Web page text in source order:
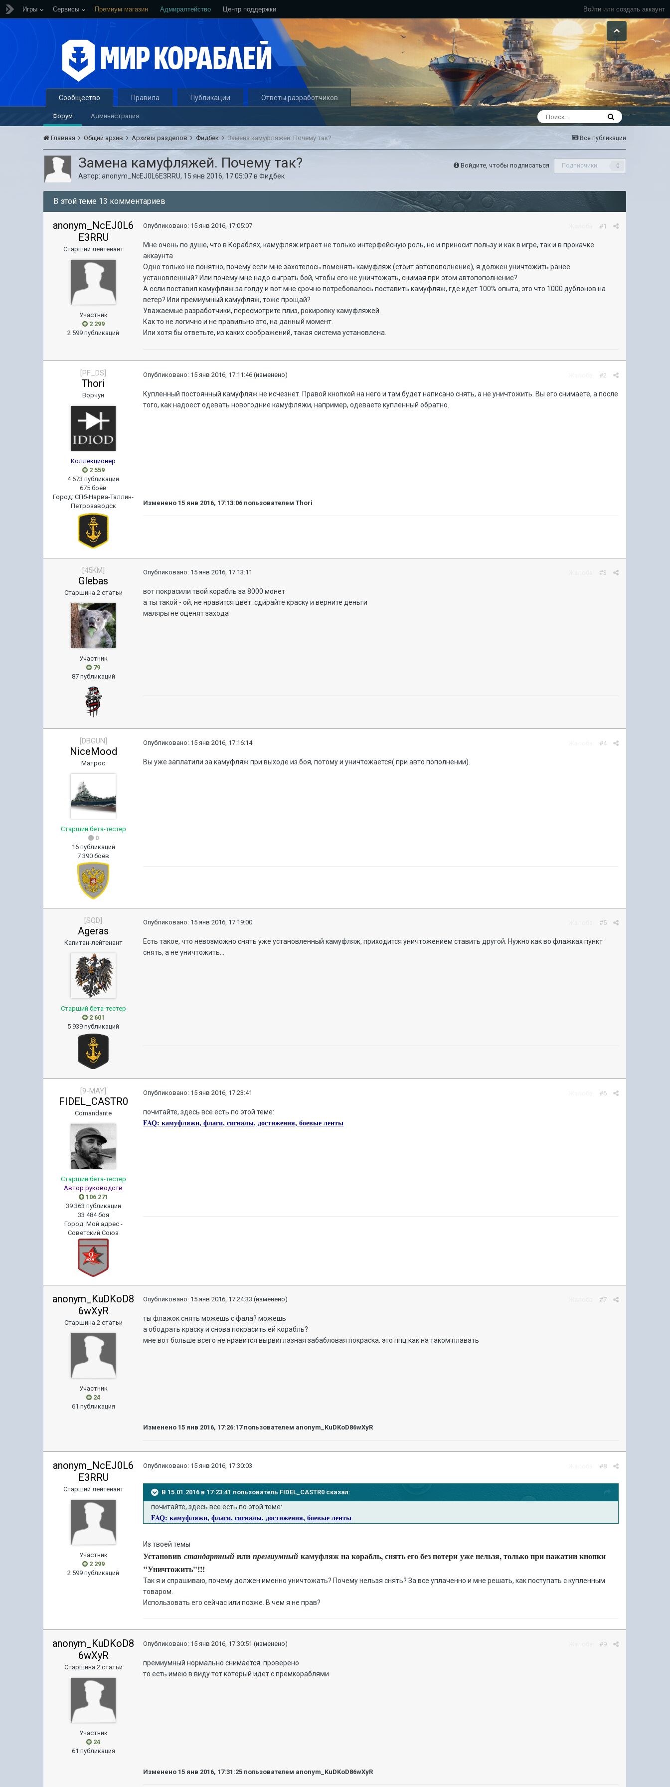
Войти или создать аккаунт
Игры Сервисы Премиум магазин Адмиралтейство Центр поддержки
Сообщество
Форум Администрация
Правила Публикации Ответы разработчиков
Все публикации
Главная Общий архив Архивы разделов Фидбек Замена камуфляжей. Почему так?
Войдите, чтобы подписаться Подписчики 0
Замена камуфляжей. Почему так?
Автор:anonym_NcEJ0L6E3RRU, 15 янв 2016, 17:05:07вФидбек
В этой теме 13 комментариев
anonym_NcEJ0L6
E3RRU
Старший лейтенант
Участник
2 299
2 599 публикаций
#1
Опубликовано: 15 янв 2016, 17:05:07
Мне очень по душе, что в Кораблях, камуфляж играет не только интерфейсную роль, но и приносит пользу и как в игре, так и в прокачке
аккаунта.
Одно только не понятно, почему если мне захотелось поменять камуфляж (стоит автопополнение), я должен уничтожить ранее
установленный? Или почему мне надо сыграть бой, чтобы его не уничтожать, снимая при этом автопополнение?
А если поставил камуфляж за голду и вот мне срочно потребовалось поставить камуфляж, где идет 100% опыта, это что 1000 дублонов на
ветер? Или премиумный камуфляж, тоже прощай?
Уважаемые разработчики, пересмотрите плиз, рокировку камуфляжей.
Как то не логично и не правильно это, на данный момент.
Или хотя бы ответьте, из каких соображений, такая система установлена.
[PF_DS]
Thori
Ворчун
Коллекционер
2 559
4 673 публикации
675 боёв
Город:СПб-Нарва-Таллин-
Петрозаводск
#2
Опубликовано: 15 янв 2016, 17:11:46 (изменено)
Купленный постоянный камуфляж не исчезнет. Правой кнопкой на него и там будет написано снять, а не уничтожить. Вы его снимаете, а после
того, как надоест одевать новогодние камуфляжи, например, одеваете купленный обратно.
Изменено 15 янв 2016, 17:13:06 пользователем Thori
[45KM]
Glebas
Старшина 2 статьи
Участник
79
87 публикаций
#3
Опубликовано: 15 янв 2016, 17:13:11
вот покрасили твой корабль за 8000 монет
а ты такой - ой, не нравится цвет. сдирайте краску и верните деньги
маляры не оценят захода
[DBGUN]
NiceMood
Матрос
Старший бета-тестер
0
16 публикаций
7 390 боёв
#4
Опубликовано: 15 янв 2016, 17:16:14
Вы уже заплатили за камуфляж при выходе из боя, потому и уничтожается( при авто пополнении).
[SQD]
Ageras
Капитан-лейтенант
Старший бета-тестер
2 601
5 939 публикаций
#5
Опубликовано: 15 янв 2016, 17:19:00
Есть такое, что невозможно снять уже установленный камуфляж, приходится уничтожением ставить другой. Нужно как во флажках пункт
снять, а не уничтожить...
[9-MAY]
FIDEL_CASTR0
Comandante
Старший бета-тестер
Автор руководств
106 271
39 363 публикации
33 484 боя
Город: Мой адрес -
Советский Союз
#6
Опубликовано: 15 янв 2016, 17:23:41
почитайте, здесь все есть по этой теме:
FAQ: камуфляжи, флаги, сигналы, достижения, боевые ленты
anonym_KuDKoD8
6wXyR
Старшина 2 статьи
Участник
24
61 публикация
#7
Опубликовано: 15 янв 2016, 17:24:33 (изменено)
ты флажок снять можешь с фала? можешь
а ободрать краску и снова покрасить ей корабль?
мне вот больше всего не нравится вырвиглазная забабловая покраска. это ппц как на таком плавать
Изменено 15 янв 2016, 17:26:17пользователем anonym_KuDKoD86wXyR
anonym_NcEJ0L6
E3RRU
Старший лейтенант
Участник
2 299
2 599 публикаций
#8
Опубликовано: 15 янв 2016, 17:30:03
В 15.01.2016 в 17:23:41 пользователь FIDEL_CASTR0 сказал:
почитайте, здесь все есть по этой теме:
FAQ: камуфляжи, флаги, сигналы, достижения, боевые ленты
Из твоей темы
Установивстандартный илипремиумный камуфляж на корабль, снять его без потери уже нельзя, только при нажатии кнопки
"Уничтожить"!!!
Так я и спрашиваю, почему должен именно уничтожать? Почему нельзя снять? За все уплаченно и мне решать, как поступать с купленным
товаром.
Использовать его сейчас или позже. В чем я не прав?
anonym_KuDKoD8
6wXyR
Старшина 2 статьи
Участник
24
61 публикация
#9
Опубликовано: 15 янв 2016, 17:30:51 (изменено)
премиумный нормально снимается. проверено
то есть имею в виду тот который идет с премкораблями
Изменено 15 янв 2016, 17:31:25 пользователем anonym_KuDKoD86wXyR